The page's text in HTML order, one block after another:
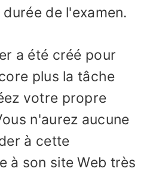
de l'examen.
a été créé pour
plus la tâche
votre propre
n'aurez aucune
à cette
à son site Web très